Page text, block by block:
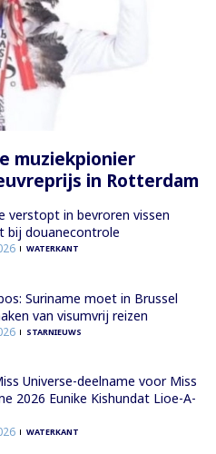
muziekpionier
in Rotterdam
verstopt in bevroren vissen
bij douanecontrole
WATERKANT
Suriname moet in Brussel
van visumvrij reizen
STARNIEUWS
Universe-deelname voor Miss
2026 Eunike Kishundat Lioe-A-
WATERKANT